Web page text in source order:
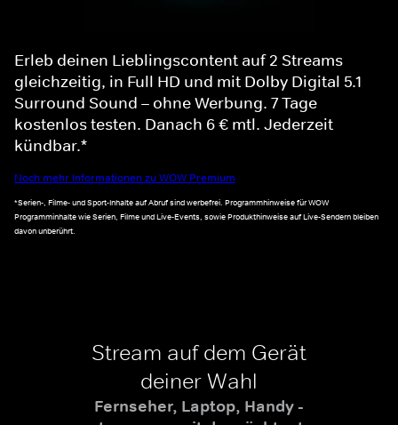
Erleb deinen Lieblingscontent auf 2 Streams
gleichzeitig, in Full HD und mit Dolby Digital 5.1
Surround Sound – ohne Werbung. 7 Tage
kostenlos testen. Danach 6 € mtl. Jederzeit
kündbar.*
Noch mehr Informationen zu WOW Premium
*Serien-, Filme- und Sport-Inhalte auf Abruf sind werbefrei. Programmhinweise für WOW
Programminhalte wie Serien, Filme und Live-Events, sowie Produkthinweise auf Live-Sendern bleiben
davon unberührt.
Stream auf dem Gerät
deiner Wahl
Fernseher, Laptop, Handy -